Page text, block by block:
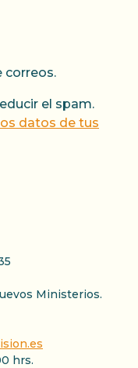
correos.
el spam.
datos de tus
Ministerios.
hrs.